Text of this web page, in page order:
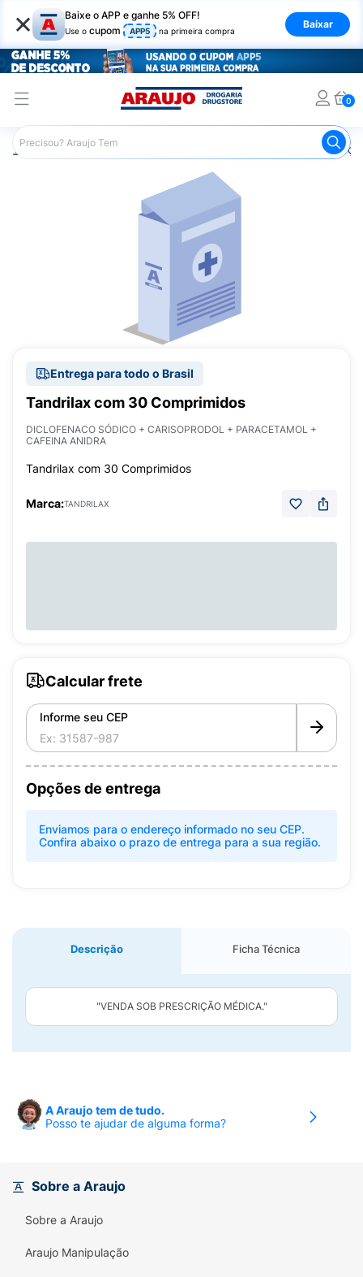
× Baixe o APP e ganhe 5% OFF!
Use o cupom APP5 na primeira compra
Baixar
0
Araujo Medicamentos Remédios para Alergias e
Entrega para todo o Brasil
Tandrilax com 30 Comprimidos
DICLOFENACO SÓDICO + CARISOPRODOL + PARACETAMOL +
CAFEINA ANIDRA
Tandrilax com 30 Comprimidos
Marca:TANDRILAX
Calcular frete
Informe seu CEP
Opções de entrega
Enviamos para o endereço informado no seu CEP.
Confira abaixo o prazo de entrega para a sua região.
Descrição Ficha Técnica
"VENDA SOB PRESCRIÇÃO MÉDICA."
A Araujo tem de tudo.
Posso te ajudar de alguma forma?
Sobre a Araujo
Sobre a Araujo
Araujo Manipulação